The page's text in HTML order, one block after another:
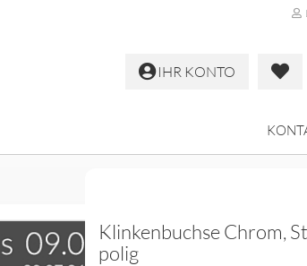
IHR KONTO
Klinkenbuchse Chrom,
polig